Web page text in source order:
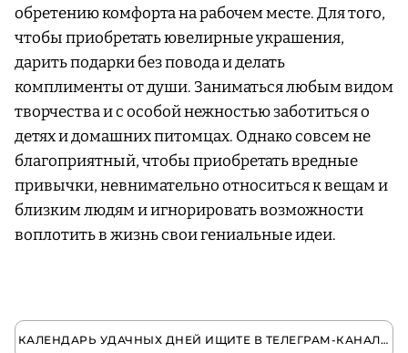
обретению комфорта на рабочем месте. Для того,
чтобы приобретать ювелирные украшения,
дарить подарки без повода и делать
комплименты от души. Заниматься любым видом
творчества и с особой нежностью заботиться о
детях и домашних питомцах. Однако совсем не
благоприятный, чтобы приобретать вредные
привычки, невнимательно относиться к вещам и
близким людям и игнорировать возможности
воплотить в жизнь свои гениальные идеи.
КАЛЕНДАРЬ УДАЧНЫХ ДНЕЙ ИЩИТЕ В ТЕЛЕГРАМ-КАНАЛЕ NUSELF